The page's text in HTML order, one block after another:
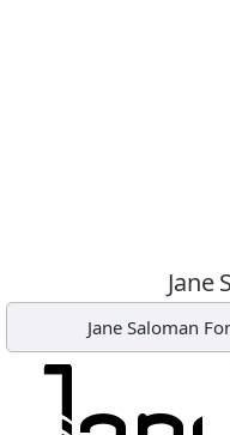
Jane
Jane Saloman